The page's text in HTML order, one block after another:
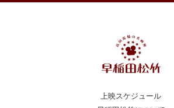
上映スケジュール